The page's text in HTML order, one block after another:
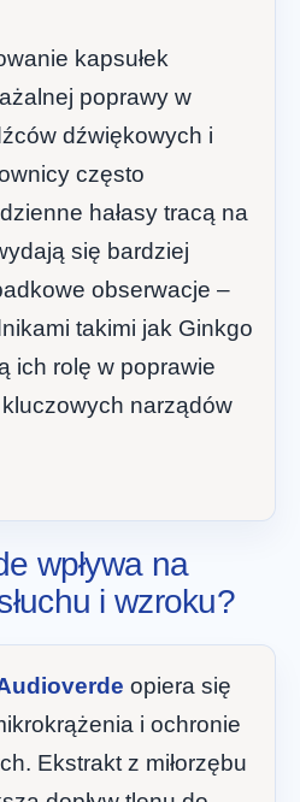
kapsułek
poprawy w
dźwiękowych i
często
hałasy tracą na
się bardziej
obserwacje –
takimi jak Ginkgo
ich rolę w poprawie
kluczowych narządów
wpływa na
i wzroku?
opiera się
i ochronie
Ekstrakt z miłorzębu